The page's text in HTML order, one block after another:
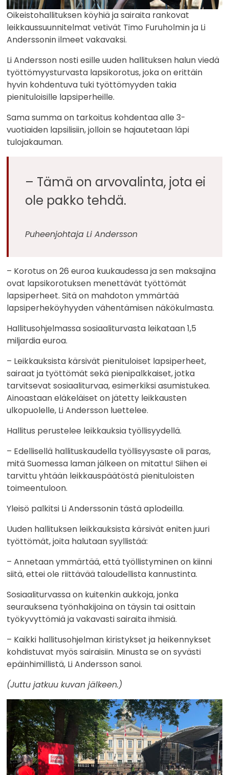
Oikeistohallituksen köyhiä ja sairaita rankovat
leikkaussuunnitelmat vetivät Timo Furuholmin ja Li
Anderssonin ilmeet vakavaksi.
Li Andersson nosti esille uuden hallituksen halun viedä
työttömyysturvasta lapsikorotus, joka on erittäin
hyvin kohdentuva tuki työttömyyden takia
pienituloisille lapsiperheille.
Sama summa on tarkoitus kohdentaa alle 3-
vuotiaiden lapsilisiin, jolloin se hajautetaan läpi
tulojakauman.
– Tämä on arvovalinta, jota ei
ole pakko tehdä.
Puheenjohtaja Li Andersson
– Korotus on 26 euroa kuukaudessa ja sen maksajina
ovat lapsikorotuksen menettävät työttömät
lapsiperheet. Sitä on mahdoton ymmärtää
lapsiperheköyhyyden vähentämisen näkökulmasta.
Hallitusohjelmassa sosiaaliturvasta leikataan 1,5
miljardia euroa.
– Leikkauksista kärsivät pienituloiset lapsiperheet,
sairaat ja työttömät sekä pienipalkkaiset, jotka
tarvitsevat sosiaaliturvaa, esimerkiksi asumistukea.
Ainoastaan eläkeläiset on jätetty leikkausten
ulkopuolelle, Li Andersson luettelee.
Hallitus perustelee leikkauksia työllisyydellä.
– Edellisellä hallituskaudella työllisyysaste oli paras,
mitä Suomessa laman jälkeen on mitattu! Siihen ei
tarvittu yhtään leikkauspäätöstä pienituloisten
toimeentuloon.
Yleisö palkitsi Li Anderssonin tästä aplodeilla.
Uuden hallituksen leikkauksista kärsivät eniten juuri
työttömät, joita halutaan syyllistää:
– Annetaan ymmärtää, että työllistyminen on kiinni
siitä, ettei ole riittävää taloudellista kannustinta.
Sosiaaliturvassa on kuitenkin aukkoja, jonka
seurauksena työnhakijoina on täysin tai osittain
työkyvyttömiä ja vakavasti sairaita ihmisiä.
– Kaikki hallitusohjelman kiristykset ja heikennykset
kohdistuvat myös sairaisiin. Minusta se on syvästi
epäinhimillistä, Li Andersson sanoi.
(Juttu jatkuu kuvan jälkeen.)